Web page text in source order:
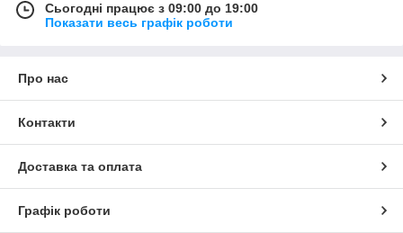
Сьогодні працює з 09:00 до 19:00
Показати весь графік роботи
Про нас
Контакти
Доставка та оплата
Графік роботи